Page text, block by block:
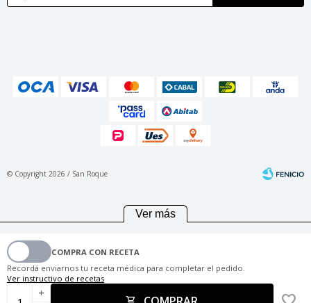
COMPRA CON RECETA
Recordá enviarnos tu receta médica para completar el pedido.
Ver instructivo de recetas
add
© Copyright 2026 / San Roque
Ver más